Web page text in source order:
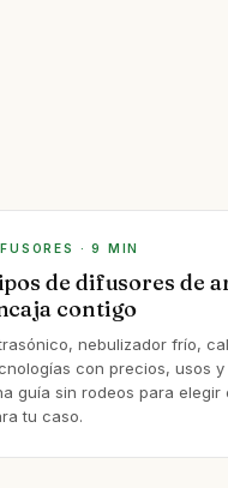
· 9 MIN
de difusores de
contigo
nebulizador frío,
con precios, usos y
guía sin rodeos para elegir
tu caso.